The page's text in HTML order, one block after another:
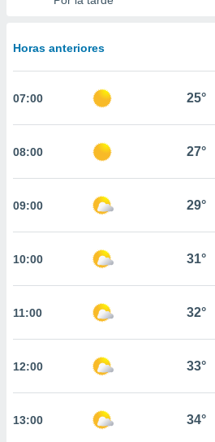
contenido
coste.
la
ya sean
en
perfil
CONFIGURACIÓN
Horas anteriores
07:00 25°
08:00 27°
09:00 29°
10:00 31°
11:00 32°
12:00 33°
13:00 34°